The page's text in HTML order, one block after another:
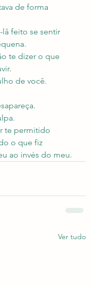
de forma
feito se sentir
te dizer o que
de você.
te permitido
o que fiz
ao invés do meu.
Ver tudo